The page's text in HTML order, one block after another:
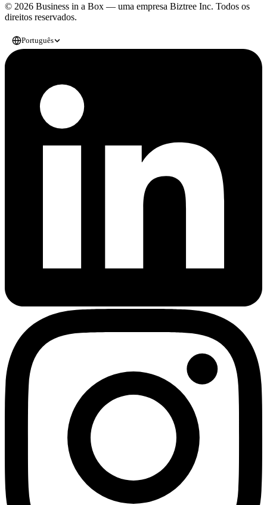
© 2026 Business in a Box — uma empresa Biztree Inc. Todos os
direitos reservados.
Português